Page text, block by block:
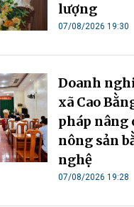
lượng
07/08/2026 19:30
Doanh
xã Cao
pháp nâng
nông sản
nghệ
07/08/2026 19:28